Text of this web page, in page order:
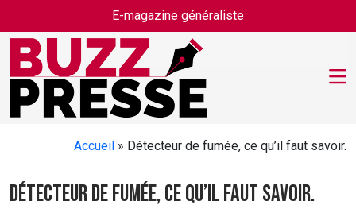
E-magazine généraliste
Accueil » Détecteur de fumée, ce qu’il faut savoir.
Détecteur de fumée, ce qu’il faut savoir.